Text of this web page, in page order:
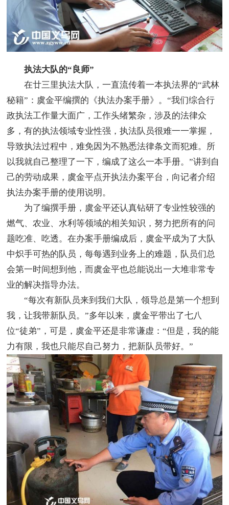
执法大队的“良师”
在廿三里执法大队，一直流传着一本执法界的“武林
秘籍”：虞金平编撰的《执法办案手册》。“我们综合行
政执法工作量大面广，工作头绪繁杂，涉及的法律众
多，有的执法领域专业性强，执法队员很难一一掌握，
导致执法过程中，难免因为不熟悉法律条文而犯难。所
以我就自己整理了一下，编成了这么一本手册。”讲到自
己的劳动成果，虞金平点开执法办案平台，向记者介绍
执法办案手册的使用说明。
为了编撰手册，虞金平还认真钻研了专业性较强的
燃气、农业、水利等领域的相关知识，努力把所有的问
题吃准、吃透。在办案手册编成后，虞金平成为了大队
中炽手可热的队员，每每遇到业务上的难题，队员们总
会第一时间想到他，而虞金平也总能说出一大堆非常专
业的解决指导办法。
“每次有新队员来到我们大队，领导总是第一个想到
我，让我带新队员。”多年以来，虞金平带出了七八
位“徒弟”，可是，虞金平还是非常谦虚：“但是，我的能
力有限，我也只能尽自己努力，把新队员带好。”